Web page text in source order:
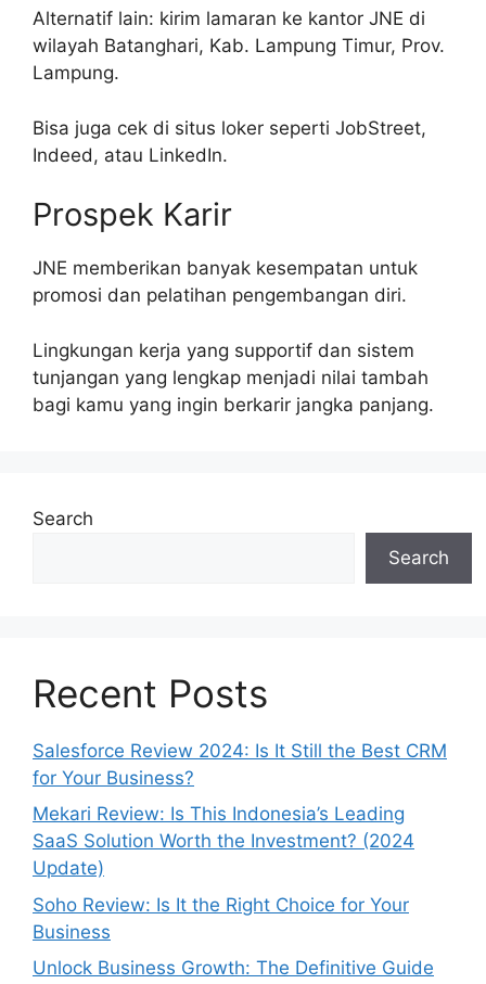
Alternatif lain: kirim lamaran ke kantor JNE di
wilayah Batanghari, Kab. Lampung Timur, Prov.
Lampung.
Bisa juga cek di situs loker seperti JobStreet,
Indeed, atau LinkedIn.
Prospek Karir
JNE memberikan banyak kesempatan untuk
promosi dan pelatihan pengembangan diri.
Lingkungan kerja yang supportif dan sistem
tunjangan yang lengkap menjadi nilai tambah
bagi kamu yang ingin berkarir jangka panjang.
Search
Search
Recent Posts
Salesforce Review 2024: Is It Still the Best CRM
for Your Business?
Mekari Review: Is This Indonesia’s Leading
SaaS Solution Worth the Investment? (2024
Update)
Soho Review: Is It the Right Choice for Your
Business
Unlock Business Growth: The Definitive Guide